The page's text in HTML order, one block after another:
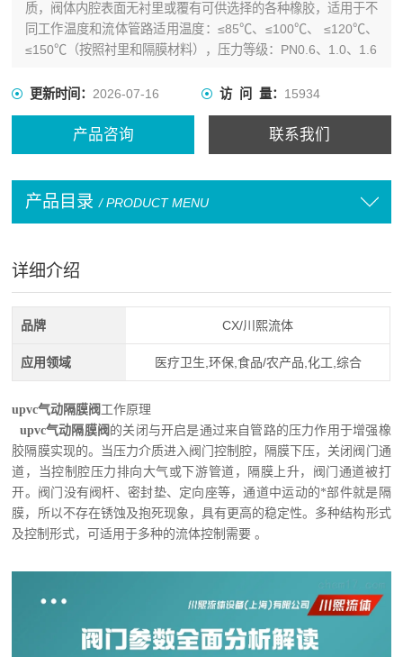
质，阀体内腔表面无衬里或覆有可供选择的各种橡胶，适用于不
同工作温度和流体管路适用温度：≤85℃、≤100℃、 ≤120℃、
≤150℃（按照衬里和隔膜材料），压力等级：PN0.6、1.0、1.6
更新时间： 2026-07-16 访 问 量： 15934
产品咨询 联系我们
产品目录 / PRODUCT MENU
详细介绍
品牌 CX/川熙流体
应用领域 医疗卫生,环保,食品/农产品,化工,综合
upvc气动隔膜阀 工作原理
upvc气动隔膜阀 的关闭与开启是通过来自管路的压力作用于增强橡
胶隔膜实现的。当压力介质进入阀门控制腔，隔膜下压，关闭阀门通
道，当控制腔压力排向大气或下游管道，隔膜上升，阀门通道被打
开。阀门没有阀杆、密封垫、定向座等，通道中运动的*部件就是隔
膜，所以不存在锈蚀及抱死现象，具有更高的稳定性。多种结构形式
及控制形式，可适用于多种的流体控制需要 。